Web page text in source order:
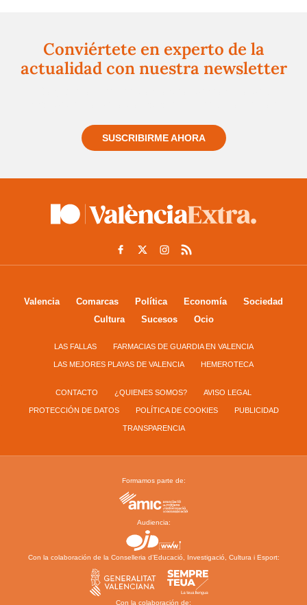
Conviértete en experto de la
actualidad con nuestra newsletter
SUSCRIBIRME AHORA
Valencia Comarcas Política Economía
Sociedad
Cultura
Sucesos Ocio
LAS FALLAS FARMACIAS DE GUARDIA EN VALENCIA
LAS MEJORES PLAYAS DE VALENCIA HEMEROTECA
CONTACTO ¿QUIENES SOMOS? AVISO LEGAL
PROTECCIÓN DE DATOS POLÍTICA DE COOKIES PUBLICIDAD
TRANSPARENCIA
Formamos parte de:
Audiencia:
Con la colaboración de la Conselleria d’Educació, Investigació, Cultura i Esport:
Con la colaboración de: